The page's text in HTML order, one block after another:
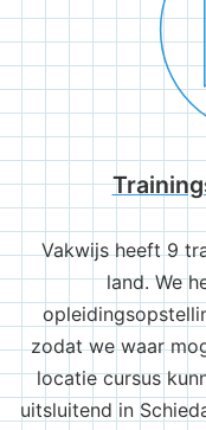
Vakwijs heeft 9
land. We
zodat we waar
locatie cursus
uitsluitend in